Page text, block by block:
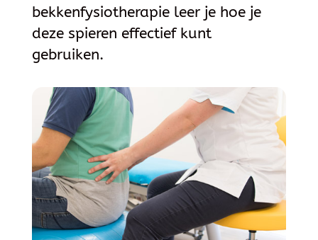
bekkenfysiotherapie leer je hoe je
deze spieren effectief kunt
gebruiken.